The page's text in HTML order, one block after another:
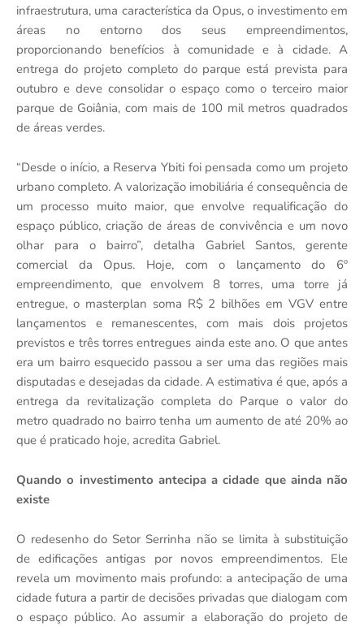
infraestrutura, uma característica da Opus, o investimento em
áreas no entorno dos seus empreendimentos,
proporcionando benefícios à comunidade e à cidade. A
entrega do projeto completo do parque está prevista para
outubro e deve consolidar o espaço como o terceiro maior
parque de Goiânia, com mais de 100 mil metros quadrados
de áreas verdes.
“Desde o início, a Reserva Ybiti foi pensada como um projeto
urbano completo. A valorização imobiliária é consequência de
um processo muito maior, que envolve requalificação do
espaço público, criação de áreas de convivência e um novo
olhar para o bairro”, detalha Gabriel Santos, gerente
comercial da Opus. Hoje, com o lançamento do 6º
empreendimento, que envolvem 8 torres, uma torre já
entregue, o masterplan soma R$ 2 bilhões em VGV entre
lançamentos e remanescentes, com mais dois projetos
previstos e três torres entregues ainda este ano. O que antes
era um bairro esquecido passou a ser uma das regiões mais
disputadas e desejadas da cidade. A estimativa é que, após a
entrega da revitalização completa do Parque o valor do
metro quadrado no bairro tenha um aumento de até 20% ao
que é praticado hoje, acredita Gabriel.
Quando o investimento antecipa a cidade que ainda não
existe
O redesenho do Setor Serrinha não se limita à substituição
de edificações antigas por novos empreendimentos. Ele
revela um movimento mais profundo: a antecipação de uma
cidade futura a partir de decisões privadas que dialogam com
o espaço público. Ao assumir a elaboração do projeto de